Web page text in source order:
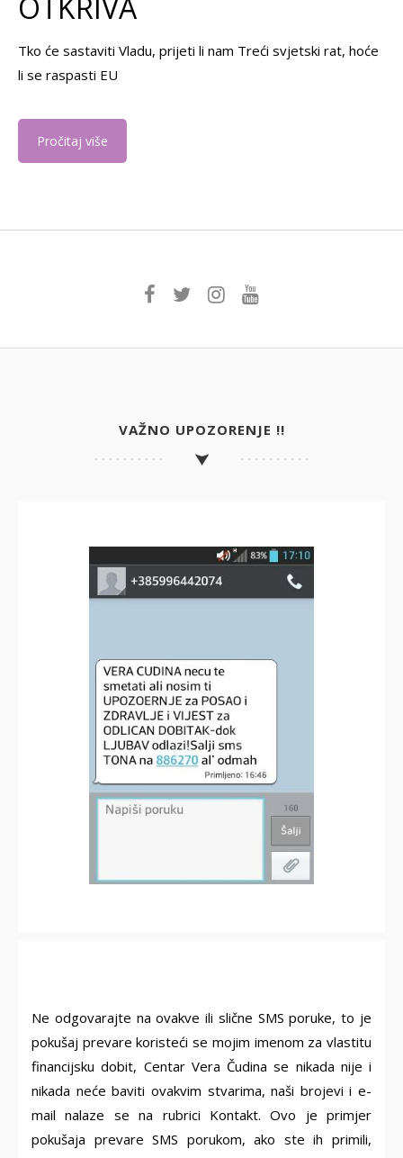
Tko će sastaviti Vladu, prijeti li nam Treći svjetski rat, hoće
li se raspasti EU
Pročitaj više
VAŽNO UPOZORENJE !!
Ne odgovarajte na ovakve ili slične SMS poruke, to je
pokušaj prevare koristeći se mojim imenom za vlastitu
financijsku dobit, Centar Vera Čudina se nikada nije i
nikada neće baviti ovakvim stvarima, naši brojevi i e-
mail nalaze se na rubrici Kontakt. Ovo je primjer
pokušaja prevare SMS porukom, ako ste ih primili,